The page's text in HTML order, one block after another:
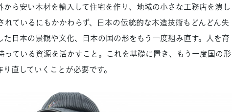
から安い木材を輸入して住宅を作り、地域の小さな工務店を潰し
れているにもかかわらず、日本の伝統的な木造技術もどんどん失
た日本の景観や文化、日本の国の形をもう一度組み直す。人を育
っている資源を活かすこと。これを基礎に置き、もう一度国の形
直していくことが必要です。